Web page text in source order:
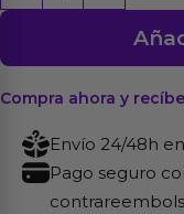
Cadena
con
Vibración
USB
Silicona
cantidad
Compra ahora y
Envío 24/48h
Pago seguro